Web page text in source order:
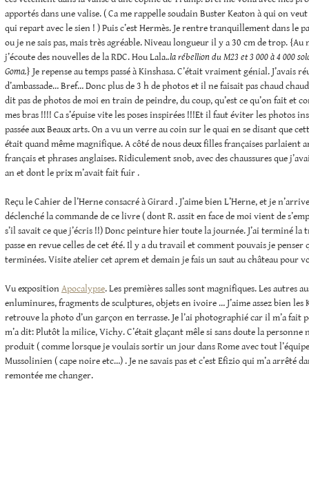
apportés dans une valise. ( Ca me rappelle soudain Buster Keaton à qui on
qui repart avec le sien ! ) Puis c’est Hermès. Je rentre tranquillement dans le
ou je ne sais pas, mais très agréable. Niveau longueur il y a 30 cm de trop. {Au
j’écoute des nouvelles de la RDC. Hou Lala..la rébellion du M23 et 3 000 à 4 000
Goma.} Je repense au temps passé à Kinshasa. C’était vraiment génial. J’avais
d’ambassade… Bref… Donc plus de 3 h de photos et il ne faisait pas chaud
dit pas de photos de moi en train de peindre, du coup, qu’est ce qu’on fait et
mes bras !!!! Ca s’épuise vite les poses inspirées !!!Et il faut éviter les photos
passée aux Beaux arts. On a vu un verre au coin sur le quai en se disant que
était quand même magnifique. A côté de nous deux filles françaises parlaient
français et phrases anglaises. Ridiculement snob, avec des chaussures que
an et dont le prix m’avait fait fuir .
Reçu le Cahier de l’Herne consacré à Girard . J’aime bien L’Herne, et je
déclenché la commande de ce livre ( dont R. assit en face de moi vient de
s’il savait ce que j’écris !!) Donc peinture hier toute la journée. J’ai terminé la
passe en revue celles de cet été. Il y a du travail et comment pouvais je penser
terminées. Visite atelier cet aprem et demain je fais un saut au château pour
Vu expositionApocalypse. Les premières salles sont magnifiques. Les autres
enluminures, fragments de sculptures, objets en ivoire … J’aime assez bien les
retrouve la photo d’un garçon en terrasse. Je l’ai photographié car il m’a fait
m’a dit: Plutôt la milice, Vichy. C’était glaçant mêle si sans doute la personne
produit ( comme lorsque je voulais sortir un jour dans Rome avec tout
Mussolinien ( cape noire etc…) . Je ne savais pas et c’est Efizio qui m’a arrêté
remontée me changer.